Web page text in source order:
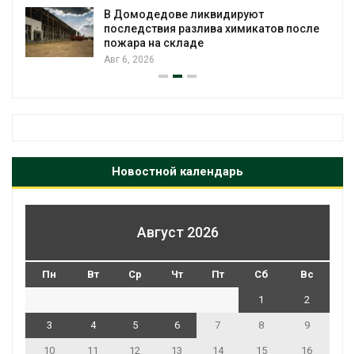
В Домодедове ликвидируют
последствия разлива химикатов после
пожара на складе
Авг 6, 2026
Новостной календарь
Август 2026
Пн Вт Ср Чт Пт Сб Вс
1 2
3 4 5 6 7 8 9
10 11 12 13 14 15 16